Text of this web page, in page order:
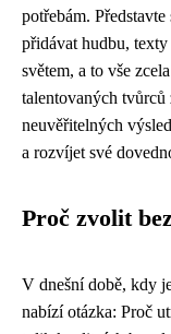
potřebám.
přidávat hudbu,
světem, a to vše
talentovaných tvůrců
neuvěřitelných
a rozvíjet své
Proč zvolit
V dnešní době, kdy
nabízí otázka: Proč